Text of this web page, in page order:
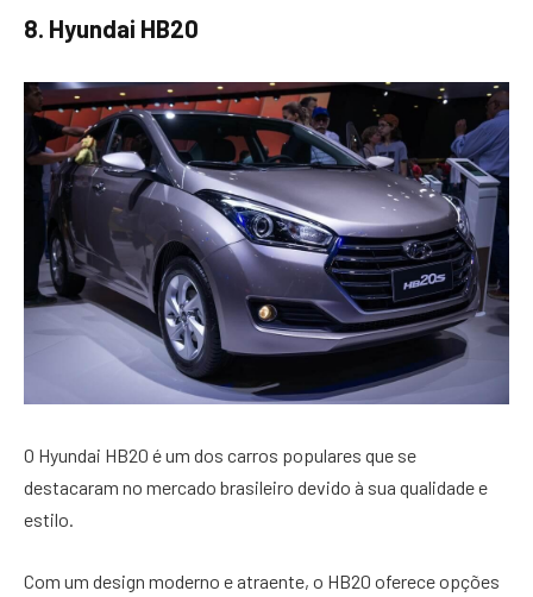
8. Hyundai HB20
O Hyundai HB20 é um dos carros populares que se
destacaram no mercado brasileiro devido à sua qualidade e
estilo.
Com um design moderno e atraente, o HB20 oferece opções